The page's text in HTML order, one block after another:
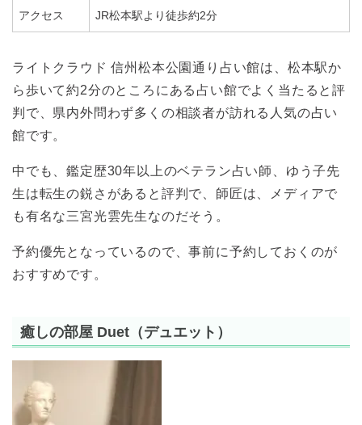
アクセス JR松本駅より徒歩約2分
ライトクラウド 信州松本公園通り占い館は、松本駅か
ら歩いて約2分のところにある占い館でよく当たると評
判で、県内外問わず多くの相談者が訪れる人気の占い
館です。
中でも、鑑定歴30年以上のベテラン占い師、ゆう子先
生は転生の鋭さがあると評判で、師匠は、メディアで
も有名な三宮光雲先生なのだそう。
予約優先となっているので、事前に予約しておくのが
おすすめです。
癒しの部屋 Duet（デュエット）